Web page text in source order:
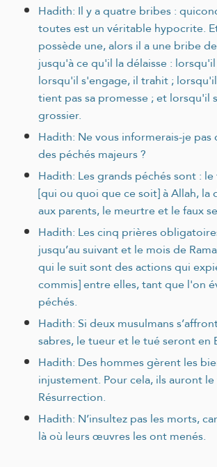
Hadith: Il y a quatre bribes :
toutes est un véritable hypocrite.
possède une, alors il a une bribe
jusqu'à ce qu'il la délaisse :
lorsqu'il s'engage, il trahit ;
tient pas sa promesse ; et lorsqu'il
grossier.
Hadith: Ne vous informerais-je pas
des péchés majeurs ?
Hadith: Les grands péchés sont :
[qui ou quoi que ce soit] à Allah, la
aux parents, le meurtre et le faux
Hadith: Les cinq prières
jusqu’au suivant et le mois de
qui le suit sont des actions qui
commis] entre elles, tant que l'on
péchés.
Hadith: Si deux musulmans
sabres, le tueur et le tué seront en
Hadith: Des hommes gèrent les
injustement. Pour cela, ils auront
Résurrection.
Hadith: N’insultez pas les morts,
là où leurs œuvres les ont menés.